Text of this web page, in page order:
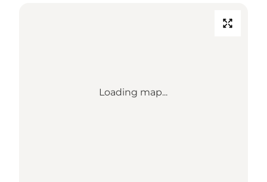
Loading map...